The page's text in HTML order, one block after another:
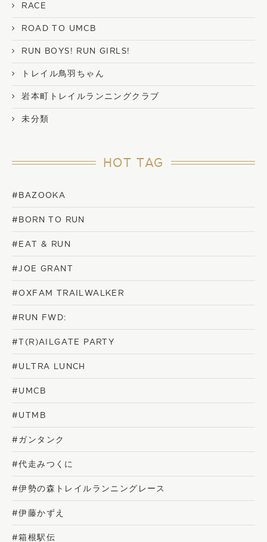
RACE
ROAD TO UMCB
RUN BOYS! RUN GIRLS!
トレイル鳥羽ちゃん
岩本町トレイルランニングクラブ
未分類
HOT TAG
#BAZOOKA
#BORN TO RUN
#EAT & RUN
#JOE GRANT
#OXFAM TRAILWALKER
#RUN FWD:
#T(R)AILGATE PARTY
#ULTRA LUNCH
#UMCB
#UTMB
#ガンタンク
#代走みつくに
#伊勢の森トレイルランニングレース
#伊藤かずえ
#箱根駅伝